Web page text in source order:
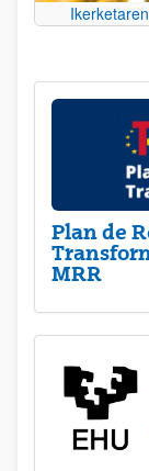
Plan de
MRR